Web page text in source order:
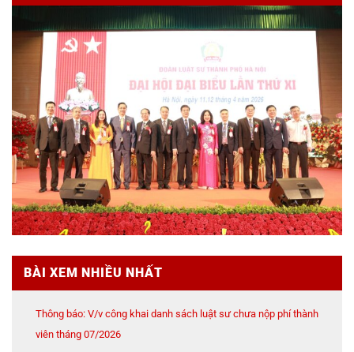
BÀI XEM NHIỀU NHẤT
Thông báo: V/v công khai danh sách luật sư chưa nộp phí thành
viên tháng 07/2026